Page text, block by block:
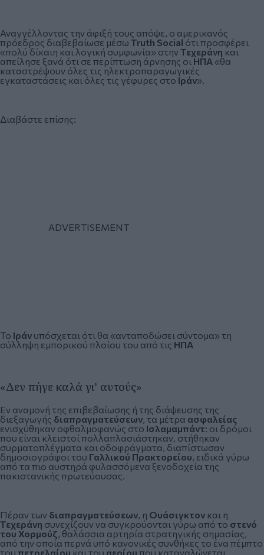
Αναγγέλλοντας την άφιξή τους απόψε, ο αμερικανός
πρόεδρος διαβεβαίωσε μέσω Truth Socialότι προσφέρει
«πολύ δίκαιη και λογική συμφωνία» στην Τεχεράνη και
απείλησε ξανά ότι σε περίπτωση άρνησης οιΗΠΑ «θα
καταστρέψουν όλες τις ηλεκτροπαραγωγικές
εγκαταστάσεις και όλες τις γέφυρες στο Ιράν».
Διαβάστε επίσης:
Το Ιράν υπόσχεται ότι θα «ανταποδώσει σύντομα» τη
σύλληψη εμπορικού πλοίου του από τις ΗΠΑ
«Δεν πήγε καλά γι’ αυτούς»
Εν αναμονή της επιβεβαίωσης ή της διάψευσης της
διεξαγωγής διαπραγματεύσεων, τα μέτρα ασφαλείας
ενισχύθηκαν οφθαλμοφανώς στο Ισλαμαμπάντ: οι δρόμοι
που είναι κλειστοί πολλαπλασιάστηκαν, στήθηκαν
συρματοπλέγματα και οδοφράγματα, διαπίστωσαν
δημοσιογράφοι του Γαλλικού Πρακτορείου, ειδικά γύρω
από τα πιο αυστηρά φυλασσόμενα ξενοδοχεία της
πακιστανικής πρωτεύουσας.
Πέραν των διαπραγματεύσεων, η Ουάσιγκτον και η
Τεχεράνη συνεχίζουν να συγκρούονται γύρω από το στενό
του Χορμούζ, θαλάσσια αρτηρία στρατηγικής σημασίας,
από την οποία περνά υπό κανονικές συνθήκες το ένα πέμπτο
του πετρελαίου και του αερίου που καταναλώνεται